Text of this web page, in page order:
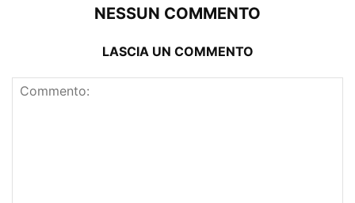
NESSUN COMMENTO
LASCIA UN COMMENTO